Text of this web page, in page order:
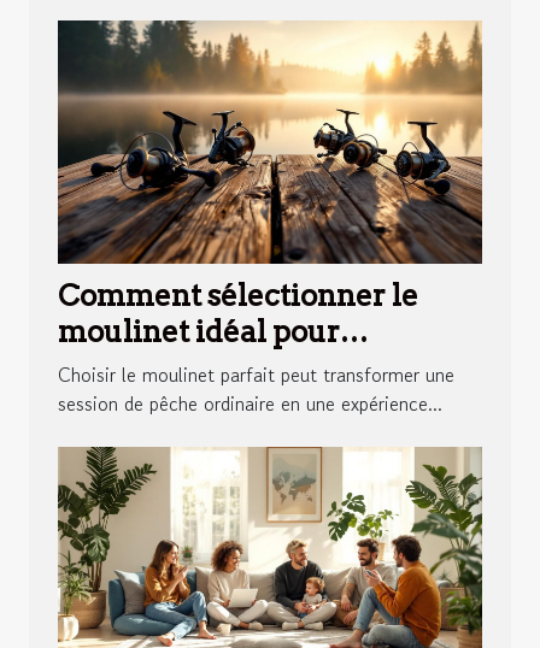
Comment sélectionner le
moulinet idéal pour
différentes techniques de
pêche ?
Choisir le moulinet parfait peut transformer une
session de pêche ordinaire en une expérience...